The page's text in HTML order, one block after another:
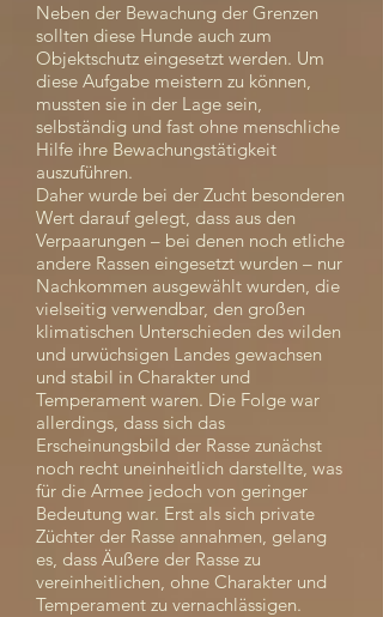
Neben der Bewachung der Grenzen
sollten diese Hunde auch zum
Objektschutz eingesetzt werden. Um
diese Aufgabe meistern zu können,
mussten sie in der Lage sein,
selbständig und fast ohne menschliche
Hilfe ihre Bewachungstätigkeit
auszuführen.
Daher wurde bei der Zucht besonderen
Wert darauf gelegt, dass aus den
Verpaarungen – bei denen noch etliche
andere Rassen eingesetzt wurden – nur
Nachkommen ausgewählt wurden, die
vielseitig verwendbar, den großen
klimatischen Unterschieden des wilden
und urwüchsigen Landes gewachsen
und stabil in Charakter und
Temperament waren. Die Folge war
allerdings, dass sich das
Erscheinungsbild der Rasse zunächst
noch recht uneinheitlich darstellte, was
für die Armee jedoch von geringer
Bedeutung war. Erst als sich private
Züchter der Rasse annahmen, gelang
es, dass Äußere der Rasse zu
vereinheitlichen, ohne Charakter und
Temperament zu vernachlässigen.